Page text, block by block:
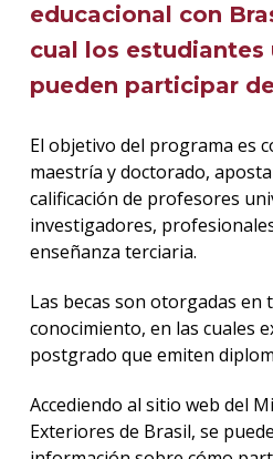
educacional con
cual los estudiantes
pueden participar
El objetivo del programa es
maestría y doctorado,
calificación de profesores
investigadores,
enseñanza terciaria.
Las becas son otorgadas en
conocimiento, en las cuales
postgrado que emiten
Accediendo al sitio web del
Exteriores de Brasil, se